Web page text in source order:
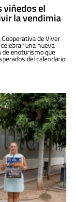
viñedos el
la vendimia
de Viver
una nueva
de enoturismo que
del calendario